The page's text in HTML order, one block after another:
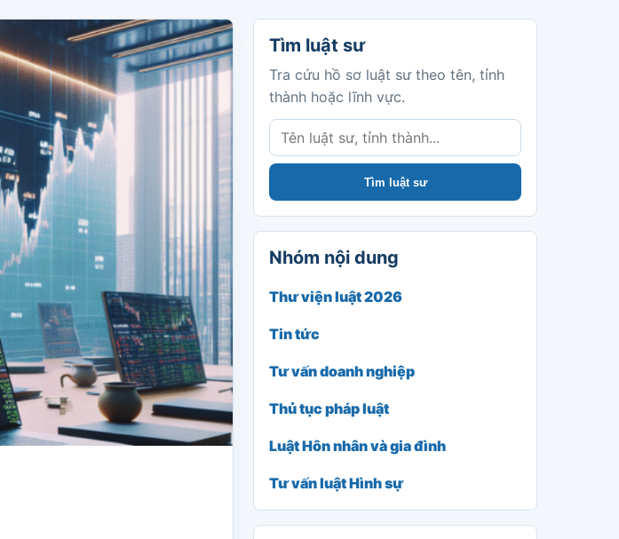
Tìm luật sư
Tra cứu hồ sơ luật sư theo tên, tỉnh
thành hoặc lĩnh vực.
Tìm luật sư
Tìm luật sư
Nhóm nội dung
Thư viện luật 2026
Tin tức
Tư vấn doanh nghiệp
Thủ tục pháp luật
Luật Hôn nhân và gia đình
Tư vấn luật Hình sự